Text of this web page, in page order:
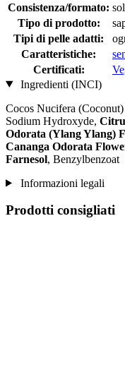
Consistenza/formato:
Tipo di prodotto:
Tipi di pelle adatti:
Caratteristiche:
Certificati:
Ingredienti (INCI)
Cocos Nucifera
Sodium Hydroxyde,
Odorata (Ylang Ylang)
Cananga Odorata
Farnesol, Benzylbenzoat
Informazioni legali
Prodotti consigliati